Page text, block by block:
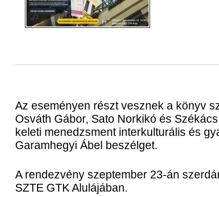
Az eseményen részt vesznek a könyv
Osváth Gábor, Sato Norkikó és
keleti menedzsment interkulturális és
Garamhegyi Ábel beszélget.
A rendezvény szeptember 23-án
SZTE GTK Alulájában.